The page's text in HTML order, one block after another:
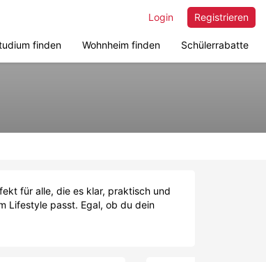
Registrieren
Login
finden Wohnheim finden Schülerrabatte
für alle, die es klar, praktisch und
Lifestyle passt. Egal, ob du dein